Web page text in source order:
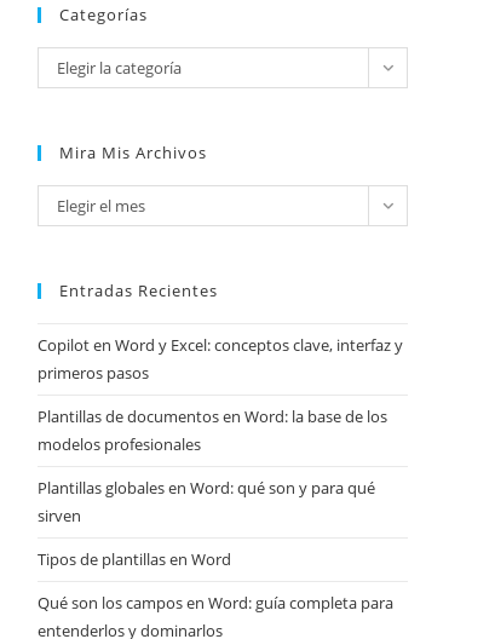
Categorías
Categorías
Elegir la categoría
Mira Mis Archivos
Mira
mis
Elegir el mes
Entradas Recientes
Copilot en Word y Excel: conceptos clave, interfaz y
primeros pasos
Plantillas de documentos en Word: la base de los
modelos profesionales
Plantillas globales en Word: qué son y para qué
sirven
Tipos de plantillas en Word
Qué son los campos en Word: guía completa para
entenderlos y dominarlos